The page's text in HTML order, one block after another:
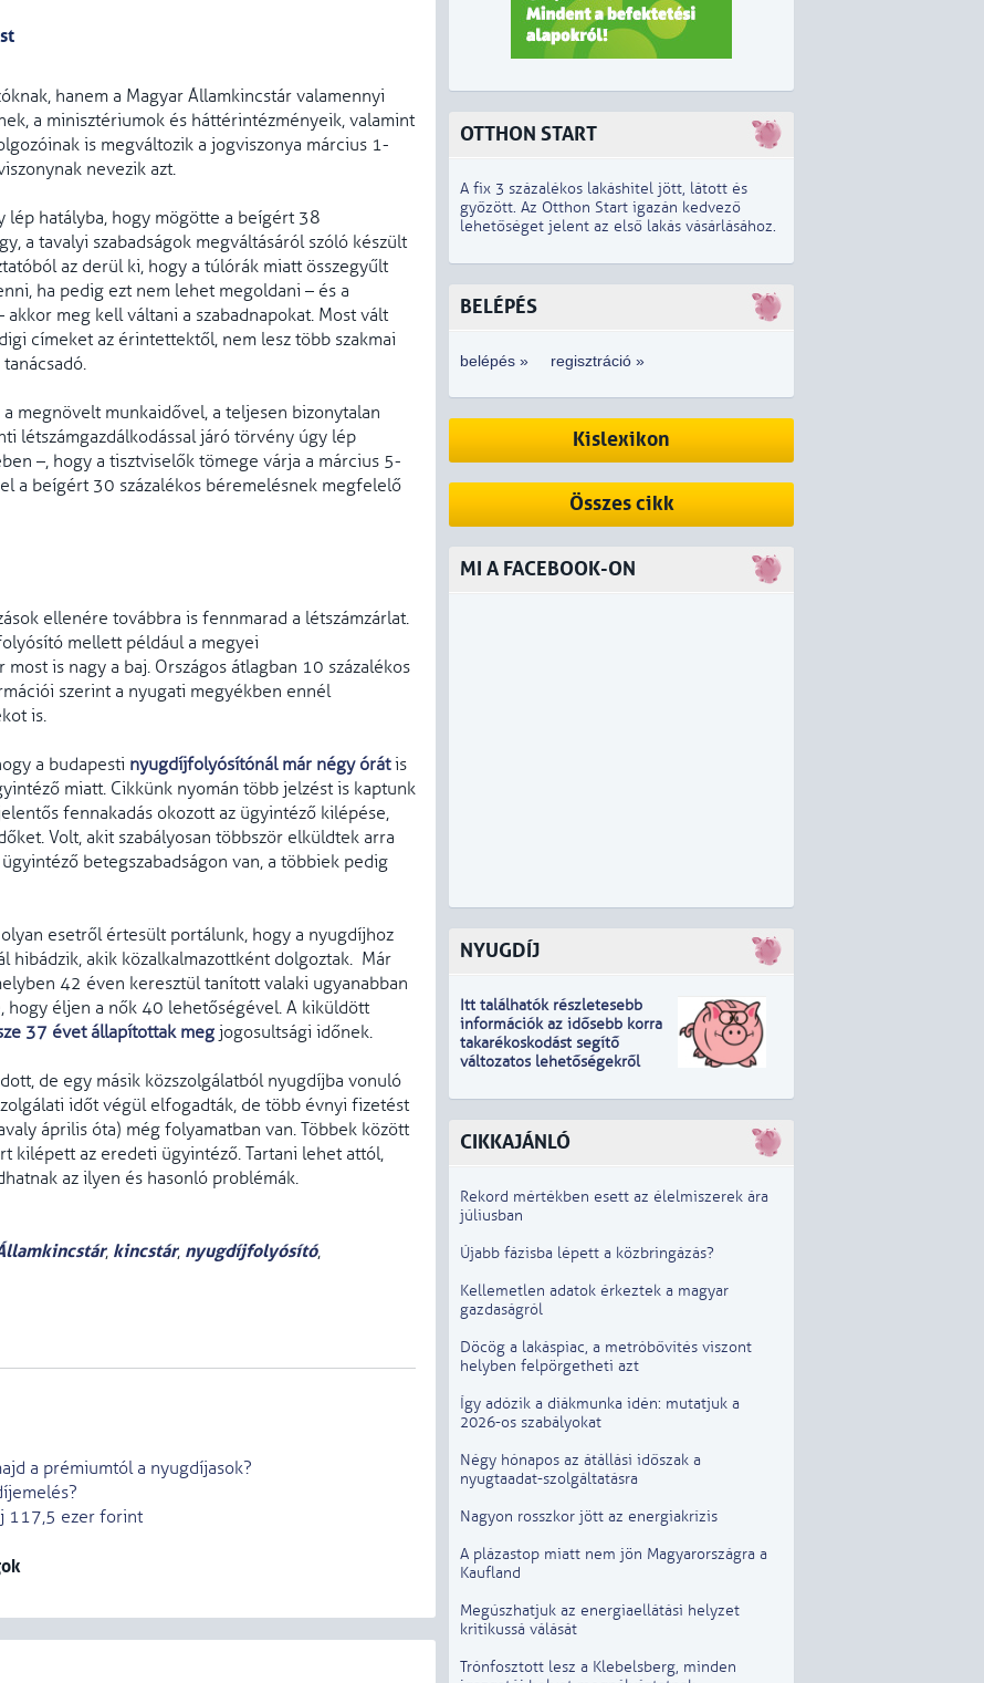
hanem a Magyar Államkincstár valamennyi
a minisztériumok és háttérintézményeik, valamint
is megváltozik a jogviszonya március 1-
nevezik azt.
lép hatályba, hogy mögötte a beígért 38
a tavalyi szabadságok megváltásáról szóló készült
az derül ki, hogy a túlórák miatt összegyűlt
ha pedig ezt nem lehet megoldani – és a
meg kell váltani a szabadnapokat. Most vált
címeket az érintettektől, nem lesz több szakmai
megnövelt munkaidővel, a teljesen bizonytalan
létszámgazdálkodással járó törvény úgy lép
–, hogy a tisztviselők tömege várja a március 5-
a beígért 30 százalékos béremelésnek megfelelő
ellenére továbbra is fennmarad a létszámzárlat.
mellett például a megyei
is nagy a baj. Országos átlagban 10 százalékos
szerint a nyugati megyékben ennél
is.
a budapesti nyugdíjfolyósítónál már négy órátis
miatt. Cikkünk nyomán több jelzést is kaptunk
fennakadás okozott az ügyintéző kilépése,
Volt, akit szabályosan többször elküldtek arra
betegszabadságon van, a többiek pedig
esetről értesült portálunk, hogy a nyugdíjhoz
hibádzik, akik közalkalmazottként dolgoztak. Már
42 éven keresztül tanított valaki ugyanabban
hogy éljen a nők 40 lehetőségével. A kiküldött
37 évet állapítottak meg jogosultsági időnek.
de egy másik közszolgálatból nyugdíjba vonuló
időt végül elfogadták, de több évnyi fizetést
április óta) még folyamatban van. Többek között
kilépett az eredeti ügyintéző. Tartani lehet attól,
az ilyen és hasonló problémák.
, kincstár, nyugdíjfolyósító,
a prémiumtól a nyugdíjasok?
117,5 ezer forint
OTTHON START
A fix 3 százalékos lakáshitel jött, látott és
győzött. Az Otthon Start igazán kedvező
lehetőséget jelent az első lakás vásárlásához.
BELÉPÉS
belépés » regisztráció »
Kislexikon
Összes cikk
MI A FACEBOOK-ON
NYUGDÍJ
Itt találhatók részletesebb
információkaz idősebb korra
takarékoskodást segítő
változatos lehetőségekről
CIKKAJÁNLÓ
Rekord mértékben esett az élelmiszerek ára
júliusban
Újabb fázisba lépett a közbringázás?
Kellemetlen adatok érkeztek a magyar
gazdaságról
Döcög a lakáspiac, a metróbővítés viszont
helyben felpörgetheti azt
Így adózik a diákmunka idén: mutatjuk a
2026-os szabályokat
Négy hónapos az átállási időszak a
nyugtaadat-szolgáltatásra
Nagyon rosszkor jött az energiakrízis
A plázastop miatt nem jön Magyarországra a
Kaufland
Megúszhatjuk az energiaellátási helyzet
kritikussá válását
Trónfosztott lesz a Klebelsberg, minden